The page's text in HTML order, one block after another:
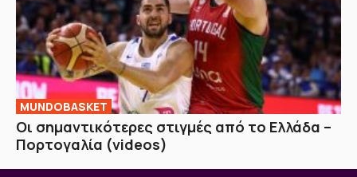
MUNDOBASKET
Οι σημαντικότερες στιγμές από το Ελλάδα –
Πορτογαλία (videos)